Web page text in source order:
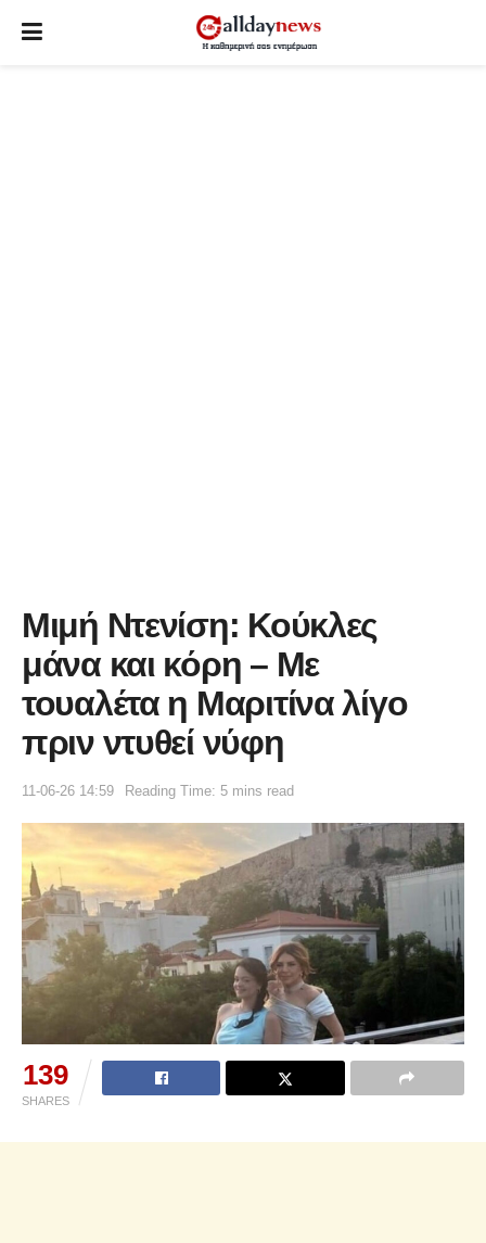
Μιμή Ντενίση: Κούκλες
μάνα και κόρη – Με
τουαλέτα η Μαριτίνα λίγο
πριν ντυθεί νύφη
11-06-26 14:59 Reading Time: 5 mins read
139
SHARES